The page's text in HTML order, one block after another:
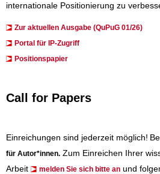
internationale Positionierung zu
Zur aktuellen Ausgabe (QuPuG 01/26)
​​​Portal für IP-Zugriff
Positionspapier
Call for Papers
Einreichungen sind jederzeit möglich!
für Autor*innen. Zum Einreichen Ihrer
Arbeit
melden Sie sich bitte an und